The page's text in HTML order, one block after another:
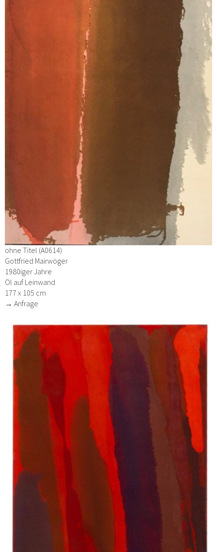
ohne Titel (A0614)
Gottfried Mairwöger
1980iger Jahre
Öl auf Leinwand
177 x 105 cm
→ Anfrage